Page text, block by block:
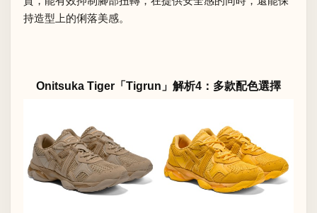
持造型上的俐落美感。
Onitsuka Tiger「Tigrun」解析4：多款配色選擇